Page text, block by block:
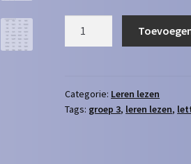
Categorie: Leren lezen
Tags: groep 3, leren lezen,